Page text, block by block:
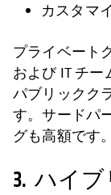
カスタマ
プライベート
および IT チー
パブリックク
す。サードパ
グも高額です。
3. ハイ